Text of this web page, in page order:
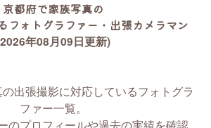
京都府で家族写真の
フォトグラファー・出張カメラマン
年08月09日更新)
出張撮影に対応しているフォトグラ
ファー一覧。
のプロフィールや過去の実績を確認